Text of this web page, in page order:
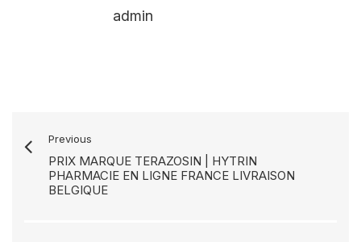
admin
Previous
PRIX MARQUE TERAZOSIN | HYTRIN
PHARMACIE EN LIGNE FRANCE LIVRAISON
BELGIQUE